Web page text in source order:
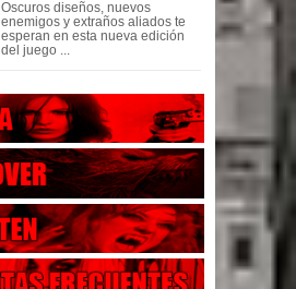
Oscuros diseños, nuevos
enemigos y extraños aliados te
esperan en esta nueva edición
del juego ...